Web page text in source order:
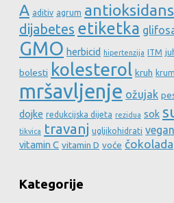
A aditiv agrum antioksidans
dijabetes etiketka
GMO herbicid hipertenzija ITM
bolesti kolesterol kruh
mršavljenje ožujak
dojke redukcijska dijeta rezidua sok
tikvica travanj ugljikohidrati vegan
vitamin C vitamin D voće čokolada
Kategorije